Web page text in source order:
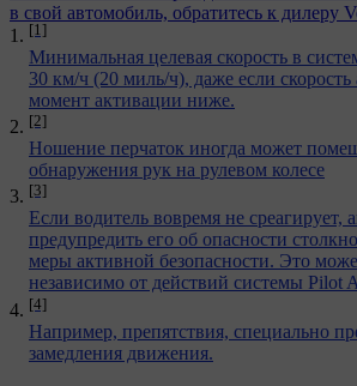
[1]
Минимальная целевая скорость в
30 км/ч (20 миль/ч), даже если скорость
момент активации ниже.
[2]
Ношение перчаток иногда может
обнаружения рук на рулевом колесе
[3]
Если водитель вовремя не среагирует,
предупредить его об опасности
меры активной безопасности. Это
независимо от действий системы Pilot
[4]
Например, препятствия, специально
замедления движения.
в свой автомобиль, обратитесь к дилеру